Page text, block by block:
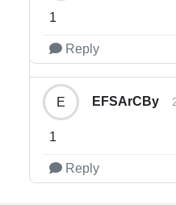
1
Reply
E EFSArCBy
1
Reply